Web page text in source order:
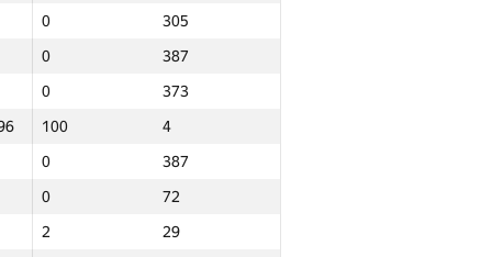
0
305
0
387
0
373
100
4
0
387
0
72
2
29